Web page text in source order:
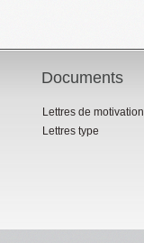
Documents
Lettres de motivation
Lettres type